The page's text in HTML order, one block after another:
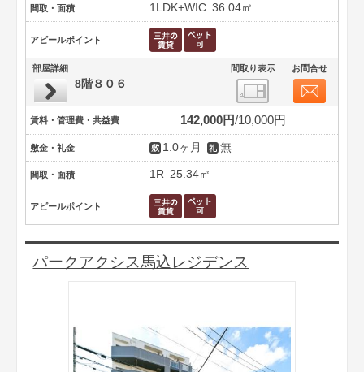
間取・面積 1LDK+WIC 36.04㎡
アピールポイント
部屋詳細 間取り表示 お問合せ
8階８０６
賃料・管理費・共益費 142,000円 10,000円
敷金・礼金 1.0ヶ月 無
間取・面積 1R 25.34㎡
アピールポイント
パークアクシス馬込レジデンス